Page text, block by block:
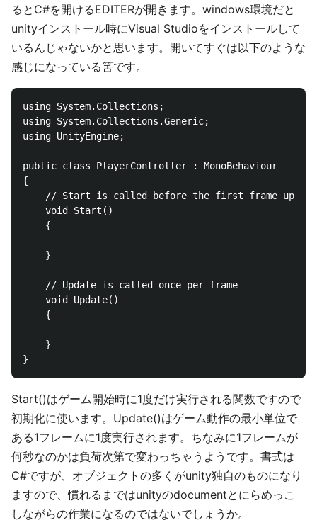
るとC#を開けるEDITERが開きます。windows環境だと
unityインストール時にVisual Studioをインストールして
いるんじゃないかと思います。開いてすぐは以下のような
感じになっている筈です。
using System.Collections;
using System.Collections.Generic;
using UnityEngine;
public class PlayerController : MonoBehaviour
{
    // Start is called before the first frame update
    void Start()
    {
    }
    // Update is called once per frame
    void Update()
    {
    }
Start()はゲーム開始時に1度だけ実行される関数ですので
初期化に使います。Update()はゲーム動作の最小単位で
ある1フレームに1度実行されます。ちなみに1フレームが
何秒なのかは負荷次第で変わっちゃうようです。書式は
C#ですが、オブジェクトの多くがunity独自のものになり
ますので、慣れるまではunityのdocumentとにらめっこ
しながらの作業になるのではないでしょうか。